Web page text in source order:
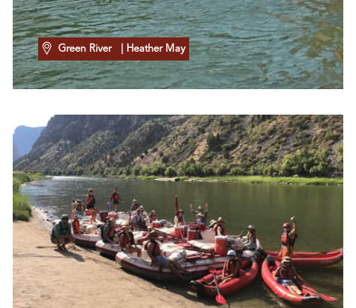
Green River | Heather May